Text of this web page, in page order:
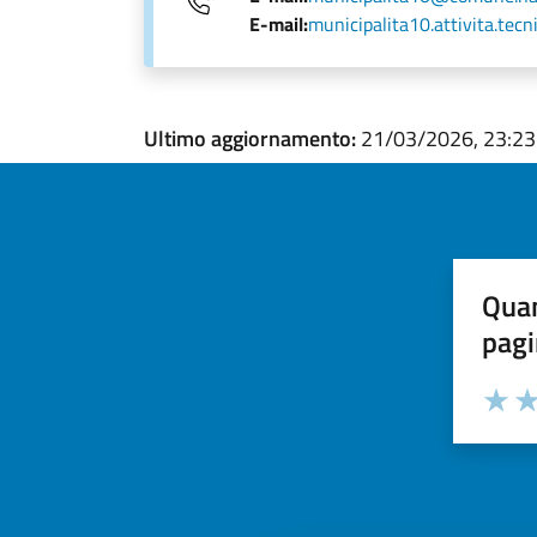
E-mail:
Ultimo aggiornamento:21/03/2026, 23:23
Valuta